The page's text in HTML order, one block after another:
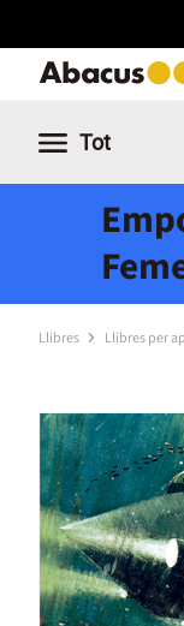
Tot
Llibres Llibres per